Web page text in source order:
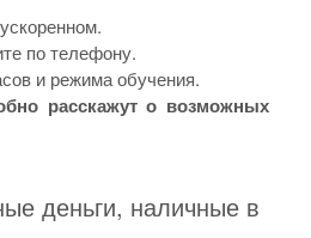
по телефону.
и режима обучения.
расскажут о возможных
деньги, наличные в